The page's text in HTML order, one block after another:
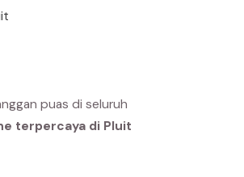
puas di seluruh
terpercaya di Pluit